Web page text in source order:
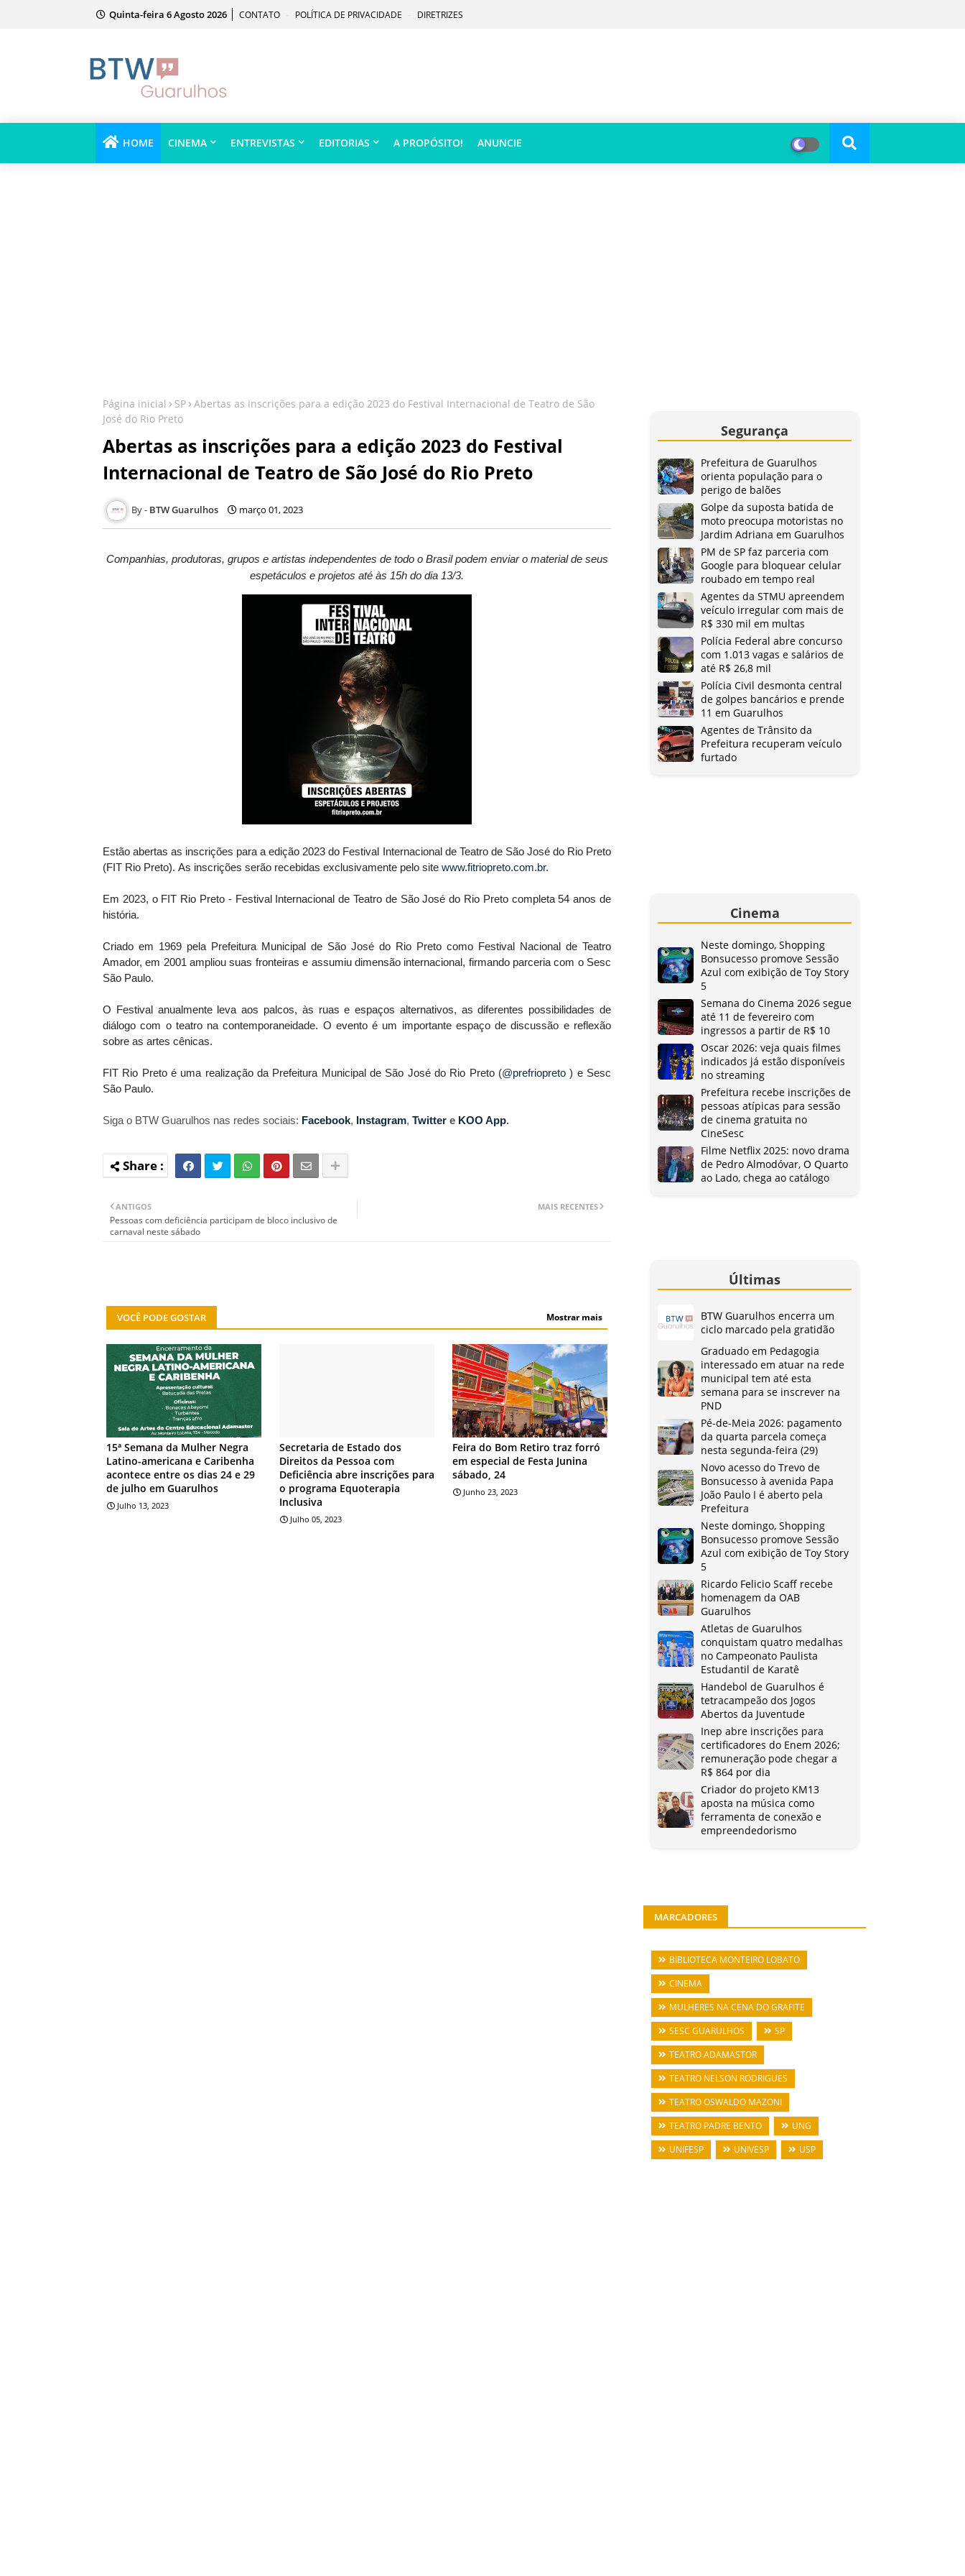
Quinta-feira 6 Agosto 2026 CONTATO POLÍTICA DE PRIVACIDADE DIRETRIZES
HOME CINEMA ENTREVISTAS EDITORIAS A PROPÓSITO! ANUNCIE
Página inicial SP Abertas as inscrições para a edição 2023 do Festival Internacional de Teatro de São
José do Rio Preto
Abertas as inscrições para a edição 2023 do Festival
Internacional de Teatro de São José do Rio Preto
BTW Guarulhos março 01, 2023
Companhias, produtoras, grupos e artistas independentes de todo o Brasil podem enviar o material de seus
espetáculos e projetos até às 15h do dia 13/3.
Estão abertas as inscrições para a edição 2023 do Festival Internacional de Teatro de São José do Rio Preto
(FIT Rio Preto). As inscrições serão recebidas exclusivamente pelo site www.fitriopreto.com.br.
Em 2023, o FIT Rio Preto - Festival Internacional de Teatro de São José do Rio Preto completa 54 anos de
história.
Criado em 1969 pela Prefeitura Municipal de São José do Rio Preto como Festival Nacional de Teatro
Amador, em 2001 ampliou suas fronteiras e assumiu dimensão internacional, firmando parceria com o Sesc
São Paulo.
O Festival anualmente leva aos palcos, às ruas e espaços alternativos, as diferentes possibilidades de
diálogo com o teatro na contemporaneidade. O evento é um importante espaço de discussão e reflexão
sobre as artes cênicas.
FIT Rio Preto é uma realização da Prefeitura Municipal de São José do Rio Preto (@prefriopreto ) e Sesc
São Paulo.
Siga o BTW Guarulhos nas redes sociais: Facebook, Instagram, Twitter e KOO App.
MAIS RECENTES
ANTIGOS
Pessoas com deficiência participam de bloco inclusivo de
carnaval neste sábado
VOCÊ PODE GOSTAR Mostrar mais
INDICA
15ª Semana da Mulher Negra
Latino-americana e Caribenha
acontece entre os dias 24 e 29
de julho em Guarulhos
Julho 13, 2023
Secretaria de Estado dos
Direitos da Pessoa com
Deficiência abre inscrições para
o programa Equoterapia
Inclusiva
Julho 05, 2023
INDICA
Feira do Bom Retiro traz forró
em especial de Festa Junina
sábado, 24
Junho 23, 2023
Segurança
Prefeitura de Guarulhos
orienta população para o
perigo de balões
Golpe da suposta batida de
moto preocupa motoristas no
Jardim Adriana em Guarulhos
PM de SP faz parceria com
Google para bloquear celular
roubado em tempo real
Agentes da STMU apreendem
veículo irregular com mais de
R$ 330 mil em multas
Polícia Federal abre concurso
com 1.013 vagas e salários de
até R$ 26,8 mil
Polícia Civil desmonta central
de golpes bancários e prende
11 em Guarulhos
Agentes de Trânsito da
Prefeitura recuperam veículo
furtado
Cinema
Neste domingo, Shopping
Bonsucesso promove Sessão
Azul com exibição de Toy Story
5
Semana do Cinema 2026 segue
até 11 de fevereiro com
ingressos a partir de R$ 10
Oscar 2026: veja quais filmes
indicados já estão disponíveis
no streaming
Prefeitura recebe inscrições de
pessoas atípicas para sessão
de cinema gratuita no
CineSesc
Filme Netflix 2025: novo drama
de Pedro Almodóvar, O Quarto
ao Lado, chega ao catálogo
Últimas
BTW Guarulhos encerra um
ciclo marcado pela gratidão
Graduado em Pedagogia
interessado em atuar na rede
municipal tem até esta
semana para se inscrever na
PND
Pé-de-Meia 2026: pagamento
da quarta parcela começa
nesta segunda-feira (29)
Novo acesso do Trevo de
Bonsucesso à avenida Papa
João Paulo I é aberto pela
Prefeitura
Neste domingo, Shopping
Bonsucesso promove Sessão
Azul com exibição de Toy Story
5
Ricardo Felicio Scaff recebe
homenagem da OAB
Guarulhos
Atletas de Guarulhos
conquistam quatro medalhas
no Campeonato Paulista
Estudantil de Karatê
Handebol de Guarulhos é
tetracampeão dos Jogos
Abertos da Juventude
Inep abre inscrições para
certificadores do Enem 2026;
remuneração pode chegar a
R$ 864 por dia
Criador do projeto KM13
aposta na música como
ferramenta de conexão e
empreendedorismo
MARCADORES
BIBLIOTECA MONTEIRO LOBATO
CINEMA
MULHERES NA CENA DO GRAFITE
SESC GUARULHOS
SP
TEATRO ADAMASTOR
TEATRO NELSON RODRIGUES
TEATRO OSWALDO MAZONI
TEATRO PADRE BENTO
UNG
UNIFESP
UNIVESP USP